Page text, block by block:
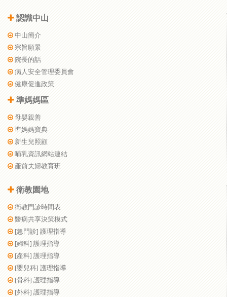
認識中山
中山簡介
宗旨願景
院長的話
病人安全管理委員會
健康促進政策
準媽媽區
母嬰親善
準媽媽寶典
新生兒照顧
哺乳資訊網站連結
產前夫婦教育班
衛教園地
衛教門診時間表
醫病共享決策模式
[急門診] 護理指導
[婦科] 護理指導
[產科] 護理指導
[嬰兒科] 護理指導
[骨科] 護理指導
[外科] 護理指導